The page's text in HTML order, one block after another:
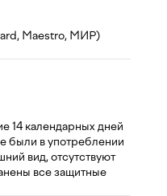
Maestro, МИР)
14 календарных дней
были в употреблении
вид, отсутствуют
все защитные